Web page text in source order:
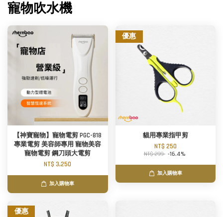
寵物吹水機
【神寶寵物】寵物電剪 PGC-818
專業電剪 美容師專用 寵物美容
寵物電剪 鋼刀頭大電剪
NT$ 3,250
加入購物車
優惠
貓用專業指甲剪
NT$ 250
NT$ 299 -16.4%
加入購物車
優惠